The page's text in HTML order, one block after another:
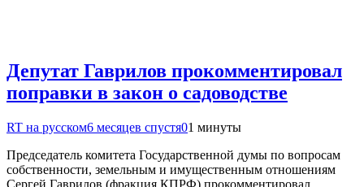
Депутат Гаврилов прокомментировал
поправки в закон о садоводстве
RT на русском6 месяцев спустя01 минуты
Председатель комитета Государственной думы по вопросам
собственности, земельным и имущественным отношениям
Сергей Гаврилов (фракция КПРФ) прокомментировал